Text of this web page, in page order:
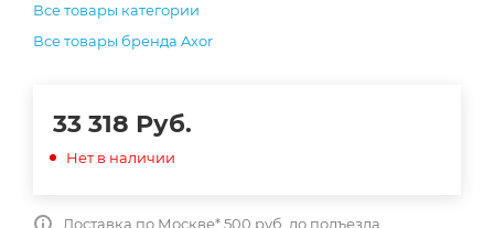
Все товары категории
Все товары бренда Axor
33 318 Руб.
Нет в наличии
Доставка по Москве* 500 руб. до подъезда